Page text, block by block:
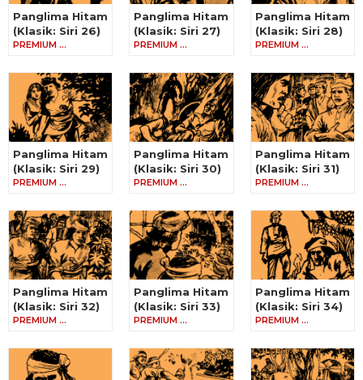
Panglima Hitam
(Klasik: Siri 26)
PREMIUM …
Panglima Hitam
(Klasik: Siri 27)
PREMIUM …
Panglima Hitam
(Klasik: Siri 28)
PREMIUM …
Panglima Hitam
(Klasik: Siri 29)
PREMIUM …
Panglima Hitam
(Klasik: Siri 30)
PREMIUM …
Panglima Hitam
(Klasik: Siri 31)
PREMIUM …
Panglima Hitam
(Klasik: Siri 32)
PREMIUM …
Panglima Hitam
(Klasik: Siri 33)
PREMIUM …
Panglima Hitam
(Klasik: Siri 34)
PREMIUM …